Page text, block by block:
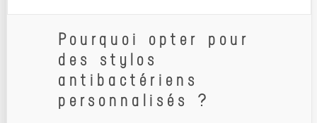
Pourquoi opter pour
des stylos
antibactériens
personnalisés ?